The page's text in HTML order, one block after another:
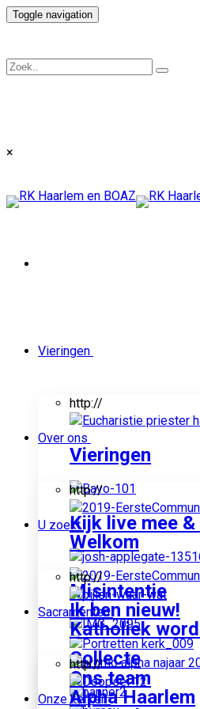
Toggle navigation
×
Vieringen
http://
Vieringen
Kijk live mee
Misintentie
Collecte
Over ons
http://
Welkom
Ik ben nieuw!
Ons team
U zoekt
http://
Katholiek
Alpha Haarlem
Sacramenten
http://
Onze kerken